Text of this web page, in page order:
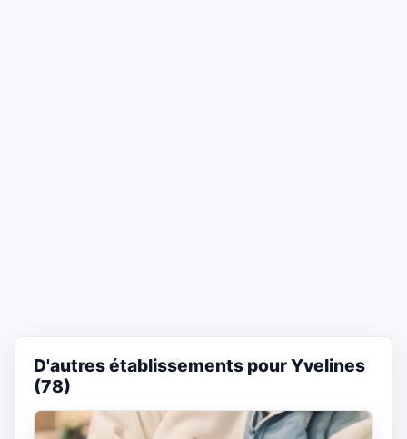
D'autres établissements pour Yvelines
(78)